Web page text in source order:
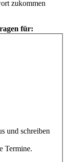
zukommen
für:
und schreiben
Termine.